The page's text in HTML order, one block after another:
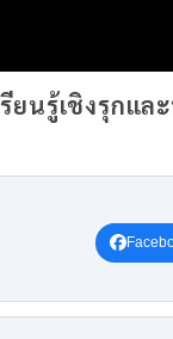
ยนรู้เชิงรุกแ